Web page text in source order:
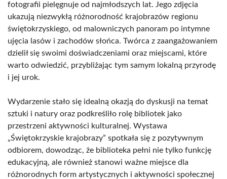
fotografii pielęgnuje od najmłodszych lat. Jego zdjęcia
ukazują niezwykłą różnorodność krajobrazów regionu
świętokrzyskiego, od malowniczych panoram po intymne
ujęcia lasów i zachodów słońca. Twórca z zaangażowaniem
dzielił się swoimi doświadczeniami oraz miejscami, które
warto odwiedzić, przybliżając tym samym lokalną przyrodę
i jej urok.
Wydarzenie stało się idealną okazją do dyskusji na temat
sztuki i natury oraz podkreśliło rolę bibliotek jako
przestrzeni aktywności kulturalnej. Wystawa
„Świętokrzyskie krajobrazy” spotkała się z pozytywnym
odbiorem, dowodząc, że biblioteka pełni nie tylko funkcję
edukacyjną, ale również stanowi ważne miejsce dla
różnorodnych form artystycznych i aktywności społecznej